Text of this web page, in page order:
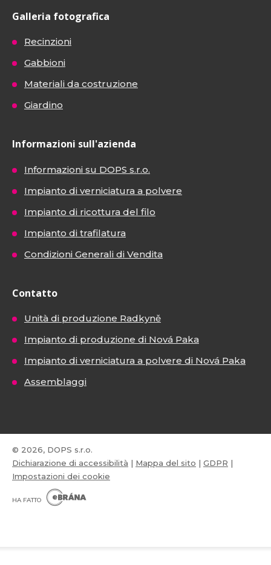
Galleria fotografica
Recinzioni
Gabbioni
Materiali da costruzione
Giardino
Informazioni sull'azienda
Informazioni su DOPS s.r.o.
Impianto di verniciatura a polvere
Impianto di ricottura del filo
Impianto di trafilatura
Condizioni Generali di Vendita
Contatto
Unità di produzione Radkyně
Impianto di produzione di Nová Paka
Impianto di verniciatura a polvere di Nová Paka
Assemblaggi
© 2026, DOPS s.r.o.
Dichiarazione di accessibilità | Mappa del sito | GDPR |
Impostazioni dei cookie
HA FATTO
B